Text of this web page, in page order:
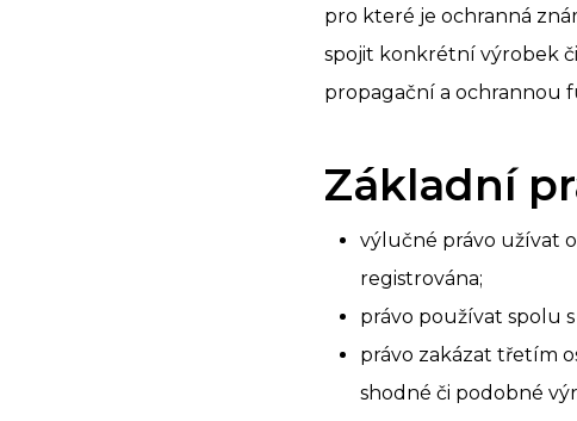
pro které je ochranná
spojit konkrétní výrobek
propagační a ochrannou
Základní
výlučné právo užívat
registrována;
právo používat spolu
právo zakázat třetím
shodné či podobné